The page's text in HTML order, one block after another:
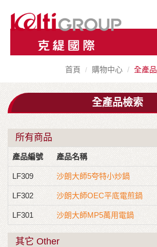
首頁 購物中心 全產
全產品檢索
所有商品
產品編號 產品名稱
LF309 沙朗大師5夸特小炒鍋
LF302 沙朗大師OEC平底電煎鍋
LF301 沙朗大師MP5萬用電鍋
其它 Other